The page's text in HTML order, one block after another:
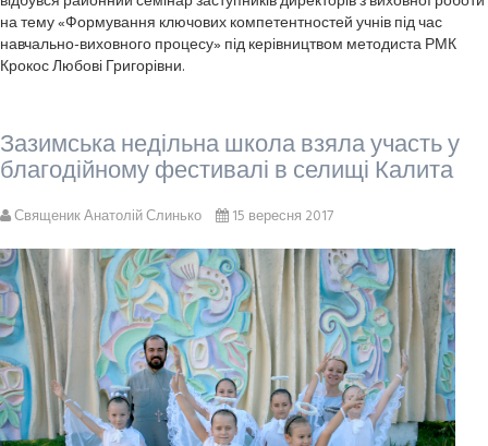
на тему «Формування ключових компетентностей учнів під час
навчально-виховного процесу» під керівництвом методиста РМК
Крокос Любові Григорівни.
Зазимська недільна школа взяла участь у
благодійному фестивалі в селищі Калита
Священик Анатолій Слинько 15 вересня 2017